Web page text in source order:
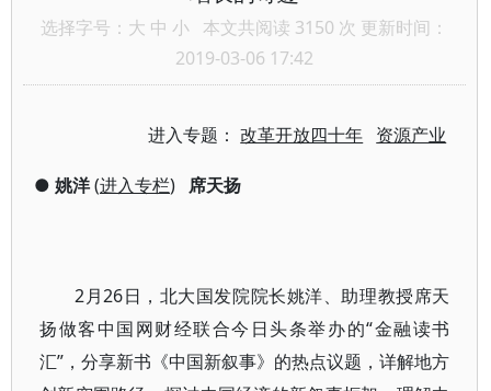
选择字号： 大 中 小 本文共阅读 3150 次 更新时间：
2019-03-06 17:42
进入专题：改革开放四十年 资源产业
● 姚洋(进入专栏) 席天扬
2月26日，北大国发院院长姚洋、助理教授席天
扬做客中国网财经联合今日头条举办的“金融读书
汇”，分享新书《中国新叙事》的热点议题，详解地方